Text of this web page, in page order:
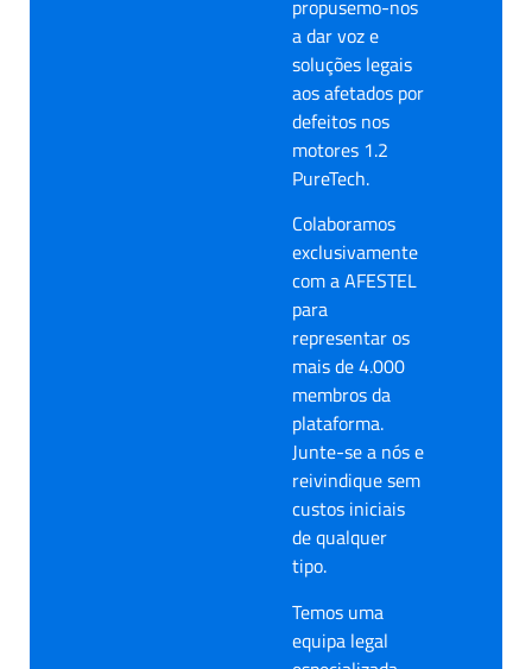
propusemo-nos
a dar voz e
soluções legais
aos afetados por
defeitos nos
motores 1.2
PureTech.
Colaboramos
exclusivamente
com a AFESTEL
para
representar os
mais de 4.000
membros da
plataforma.
Junte-se a nós e
reivindique sem
custos iniciais
de qualquer
tipo.
Temos uma
equipa legal